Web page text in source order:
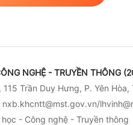
NGHỆ - TRUYỀN THÔNG
Trần Duy Hưng, P. Yên Hòa,
- Công nghệ - Truyền thông